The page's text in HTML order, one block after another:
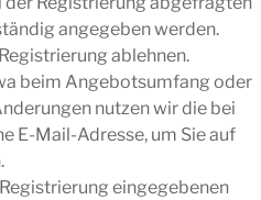
angegeben werden.
ablehnen.
beim Angebotsumfang oder
nutzen wir die bei
E-Mail-Adresse, um Sie auf
eingegebenen